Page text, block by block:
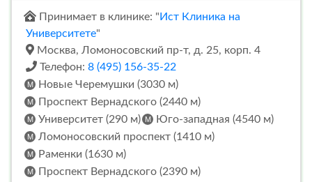
Принимает в клинике: " Ист Клиника на
Университете"
Москва, Ломоносовский пр-т, д. 25, корп. 4
Телефон: 8 (495) 156-35-22
Новые Черемушки (3030 м)
Проспект Вернадского (2440 м)
Университет (290 м)
Юго-западная (4540 м)
Ломоносовский проспект (1410 м)
Раменки (1630 м)
Проспект Вернадского (2390 м)